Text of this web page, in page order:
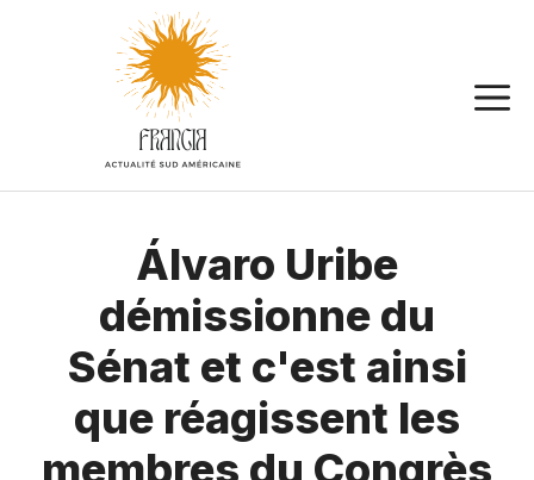
Álvaro Uribe
démissionne du
Sénat et c'est ainsi
que réagissent les
membres du Congrès